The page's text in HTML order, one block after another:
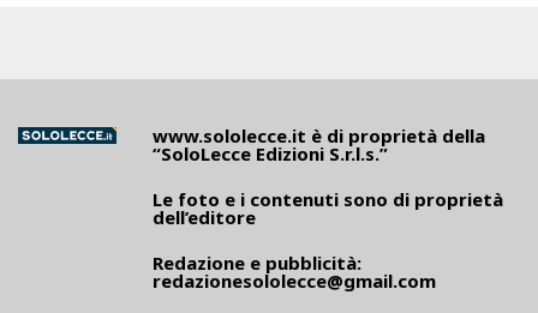
www.sololecce.it è di proprietà della
“SoloLecce Edizioni S.r.l.s.”
Le foto e i contenuti sono di proprietà
dell’editore
Redazione e pubblicità:
redazionesololecce@gmail.com